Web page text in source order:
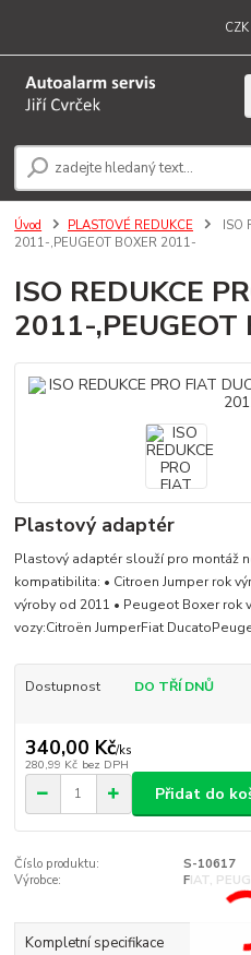
Úvod PLASTOVÉ REDUKCE
ISO
2011-,PEUGEOT BOXER 2011-
ISO REDUKCE
2011-,PEUGEOT
Plastový adaptér
Plastový adaptér slouží pro montáž
kompatibilita: • Citroen Jumper rok
výroby od 2011 • Peugeot Boxer rok
vozy:Citroën JumperFiat
Dostupnost DO TŘÍ DNŮ
340,00 Kč/ks
280,99 Kč bez DPH
Přidat do
Číslo produktu:
S-10617
Výrobce:
FIAT,
Kompletní specifikace